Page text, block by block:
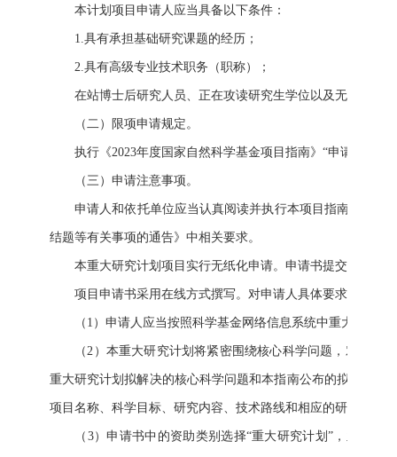
本计划项目申请人应当具备以下条件：
1.具有承担基础研究课题的经历；
2.具有高级专业技术职务（职称）；
在站博士后研究人员、正在攻读研究生学位以及无工作单
（二）限项申请规定。
执行《2023年度国家自然科学基金项目指南》“申请规定”中
（三）申请注意事项。
申请人和依托单位应当认真阅读并执行本项目指南、《
结题等有关事项的通告》中相关要求。
本重大研究计划项目实行无纸化申请。申请书提交日期为
项目申请书采用在线方式撰写。对申请人具体要求如下：
（1）申请人应当按照科学基金网络信息系统中重大研究计
（2）本重大研究计划将紧密围绕核心科学问题，对多学科
重大研究计划拟解决的核心科学问题和本指南公布的拟资助研
项目名称、科学目标、研究内容、技术路线和相应的研究经费
（3）申请书中的资助类别选择“重大研究计划”，亚类说明